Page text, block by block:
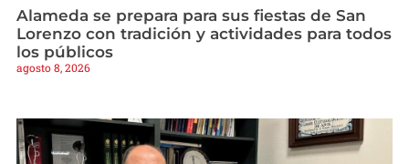
Alameda se prepara para sus fiestas de San
Lorenzo con tradición y actividades para todos
los públicos
agosto 8, 2026